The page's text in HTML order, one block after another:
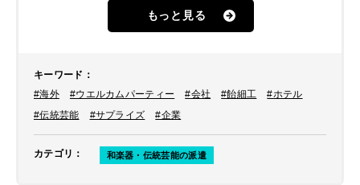
語対応できることを希望されておりま
したが、残念ながら英語対応可能な飴
細工師のスケジュールが全て埋まって
などして可能な限り英語の会話をしな
いで対応させていただくことでご理解
いただきました。
もっと見る
キーワード ：
#海外
#ウエルカムパーティー #会社 #飴細工
#ホテル
#伝統芸能
#サプライズ #企業
カテゴリ ： 和楽器・伝統芸能の派遣